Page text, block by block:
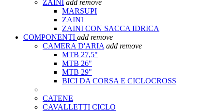
ZAINI add remove
MARSUPI
ZAINI
ZAINI CON SACCA IDRICA
COMPONENTI add remove
CAMERA D'ARIA add remove
MTB 27,5"
MTB 26"
MTB 29"
BICI DA CORSA E CICLOCROSS
CATENE
CAVALLETTI CICLO